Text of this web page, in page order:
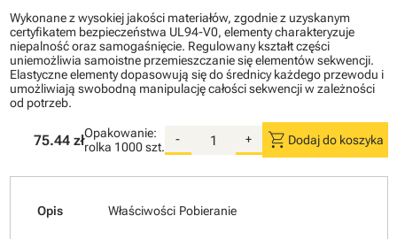
Wykonane z wysokiej jakości materiałów, zgodnie z uzyskanym
certyfikatem bezpieczeństwa UL94-V0, elementy charakteryzuje
niepalność oraz samogaśnięcie. Regulowany kształt części
uniemożliwia samoistne przemieszczanie się elementów sekwencji.
Elastyczne elementy dopasowują się do średnicy każdego przewodu i
umożliwiają swobodną manipulację całości sekwencji w zależności
od potrzeb.
75.44 złOpakowanie:
rolka 1000 szt.
- + shopping_cart Dodaj do koszyka
Opis Właściwości Pobieranie